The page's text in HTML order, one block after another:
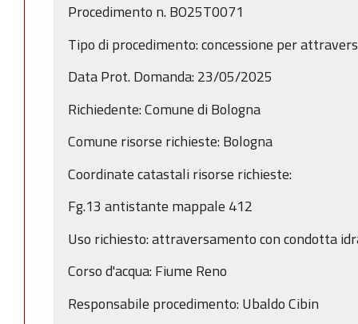
Procedimento n. BO25T0071
Tipo di procedimento: concessione per
Data Prot. Domanda: 23/05/2025
Richiedente: Comune di Bologna
Comune risorse richieste: Bologna
Coordinate catastali risorse richieste:
Fg.13 antistante mappale 412
Uso richiesto: attraversamento con condotta
Corso d'acqua: Fiume Reno
Responsabile procedimento: Ubaldo Cibin